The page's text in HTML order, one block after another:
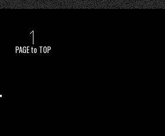
PAGE to TOP